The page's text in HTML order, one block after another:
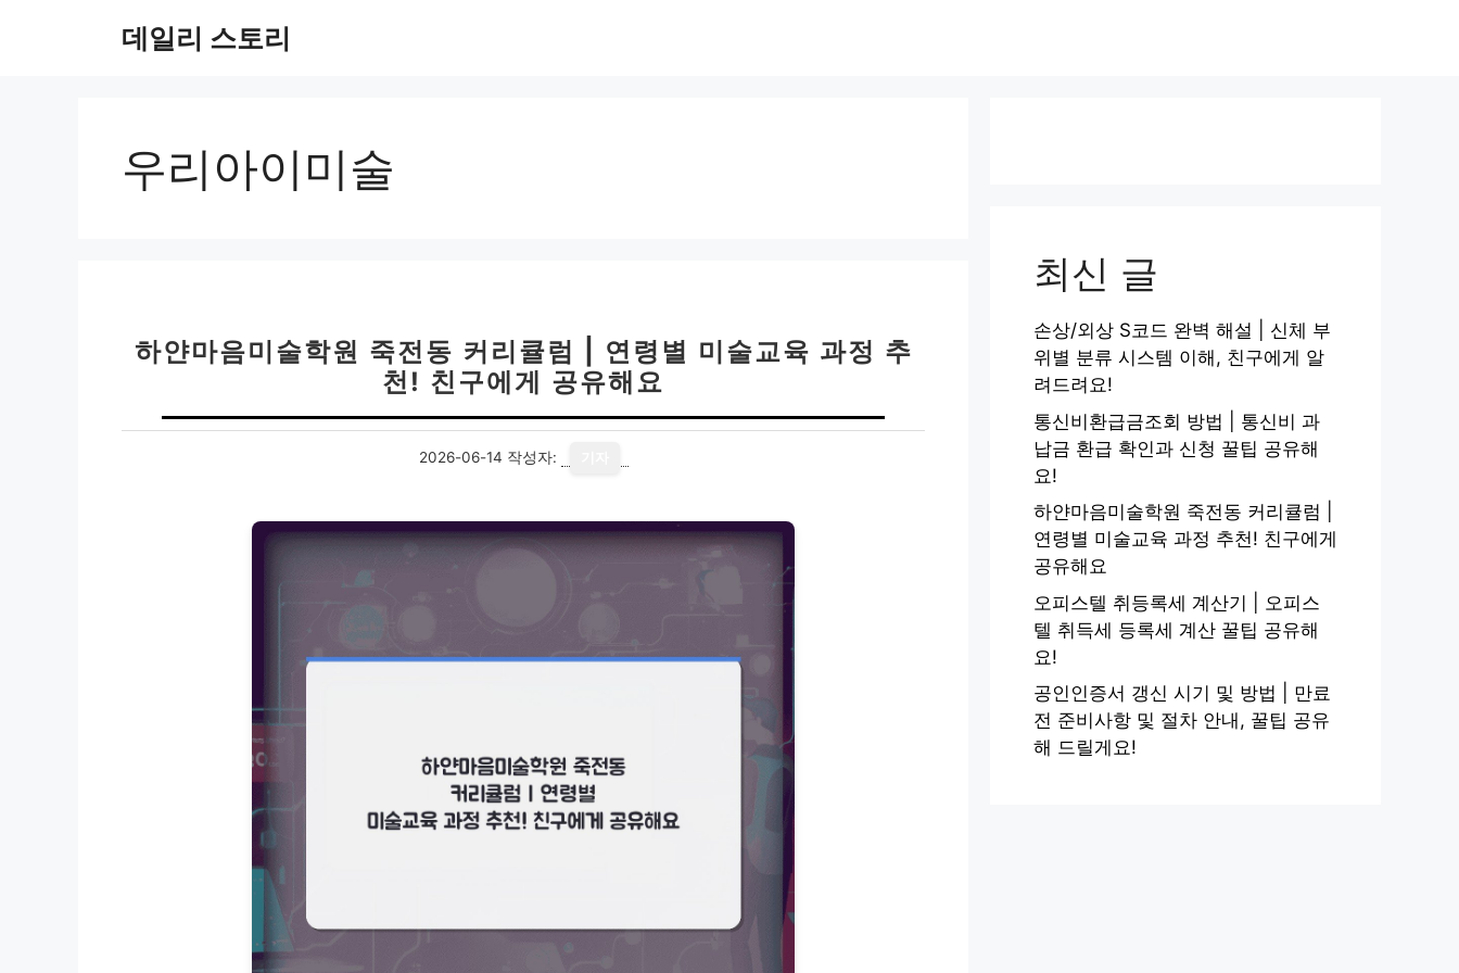
데일리 스토리
우리아이미술
하얀마음미술학원 죽전동 커리큘럼 | 연령별 미술교육 과정 추
천! 친구에게 공유해요
2026-06-14 작성자:
최신 글
손상/외상 S코드 완벽 해설 | 신체 부
위별 분류 시스템 이해, 친구에게 알
려드려요!
통신비환급금조회 방법 | 통신비 과
납금 환급 확인과 신청 꿀팁 공유해
요!
하얀마음미술학원 죽전동 커리큘럼 |
연령별 미술교육 과정 추천! 친구에게
공유해요
오피스텔 취등록세 계산기 | 오피스
텔 취득세 등록세 계산 꿀팁 공유해
요!
공인인증서 갱신 시기 및 방법 | 만료
전 준비사항 및 절차 안내, 꿀팁 공유
해 드릴게요!